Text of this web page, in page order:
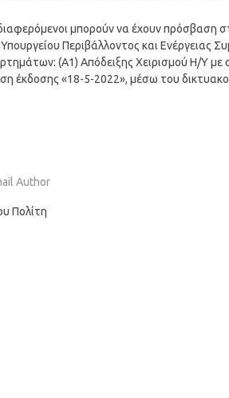
μπορούν να έχουν πρόσβαση
Περιβάλλοντος και Ενέργειας
(Α1) Απόδειξης Χειρισμού Η/Υ με
έκδοσης «18-5-2022», μέσω του
Author
Πολίτη